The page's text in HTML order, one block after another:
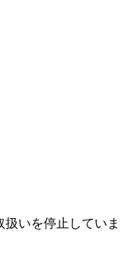
いを停止していま